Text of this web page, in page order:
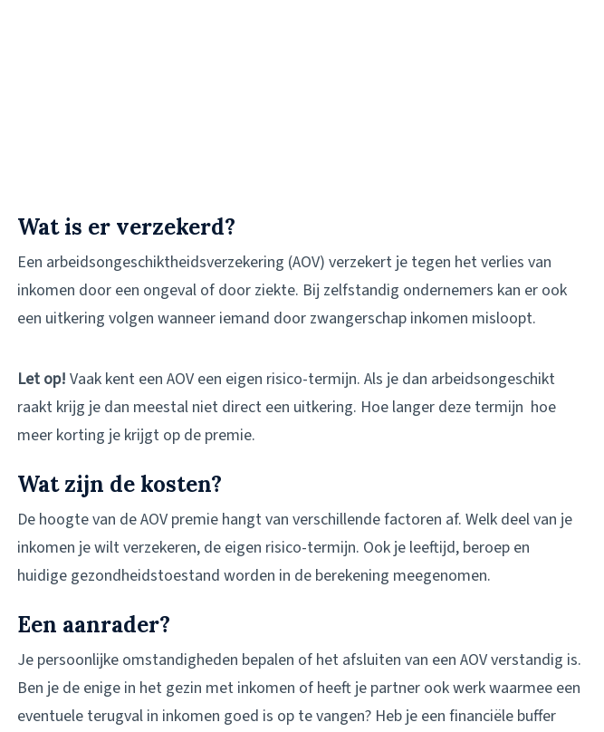
Wat is er verzekerd?
Een arbeidsongeschiktheidsverzekering (AOV) verzekert je tegen het verlies van
inkomen door een ongeval of door ziekte. Bij zelfstandig ondernemers kan er ook
een uitkering volgen wanneer iemand door zwangerschap inkomen misloopt.
Let op! Vaak kent een AOV een eigen risico-termijn. Als je dan arbeidsongeschikt
raakt krijg je dan meestal niet direct een uitkering. Hoe langer deze termijn hoe
meer korting je krijgt op de premie.
Wat zijn de kosten?
De hoogte van de AOV premie hangt van verschillende factoren af. Welk deel van je
inkomen je wilt verzekeren, de eigen risico-termijn. Ook je leeftijd, beroep en
huidige gezondheidstoestand worden in de berekening meegenomen.
Een aanrader?
Je persoonlijke omstandigheden bepalen of het afsluiten van een AOV verstandig is.
Ben je de enige in het gezin met inkomen of heeft je partner ook werk waarmee een
eventuele terugval in inkomen goed is op te vangen? Heb je een financiële buffer